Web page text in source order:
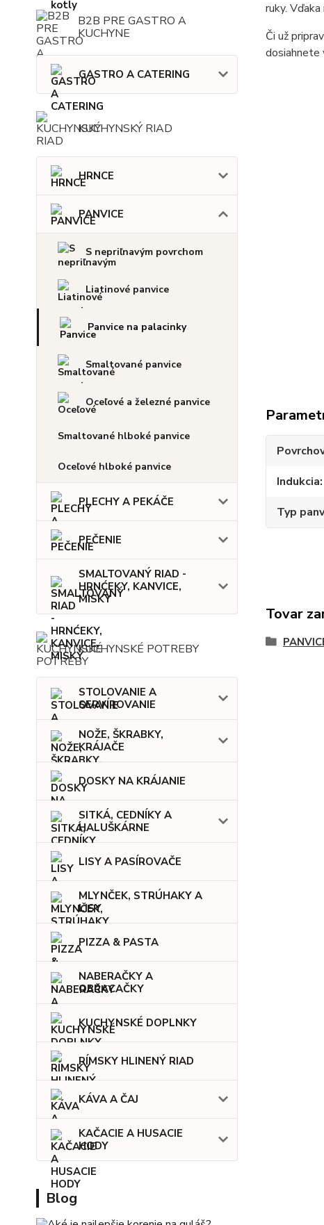
B2B PRE GASTRO A
KUCHYNE
GASTRO A CATERING
KUCHYNSKÝ RIAD
HRNCE
PANVICE
S nepriľnavým povrchom
Liatinové panvice
Panvice na palacinky
Smaltované panvice
Oceľové a železné panvice
Smaltované hlboké panvice
Oceľové hlboké panvice
PLECHY A PEKÁČE
PEČENIE
SMALTOVANÝ RIAD -
HRNĆEKY, KANVICE,
MISKY
KUCHYNSKÉ POTREBY
STOLOVANIE A
SERVÍROVANIE
NOŽE, ŠKRABKY,
KRÁJAČE
DOSKY NA KRÁJANIE
SITKÁ, CEDNÍKY A
HALUŠKÁRNE
LISY A PASÍROVAČE
MLYNČEK, STRÚHAKY A
LISY
PIZZA & PASTA
NABERAČKY A
OBRACAČKY
KUCHYNSKÉ DOPLNKY
RÍMSKY HLINENÝ RIAD
KÁVA A ČAJ
KAČACIE A HUSACIE
HODY
Blog
ruky.
Či už
dosiahnete
Indukcia
Typ
Tovar